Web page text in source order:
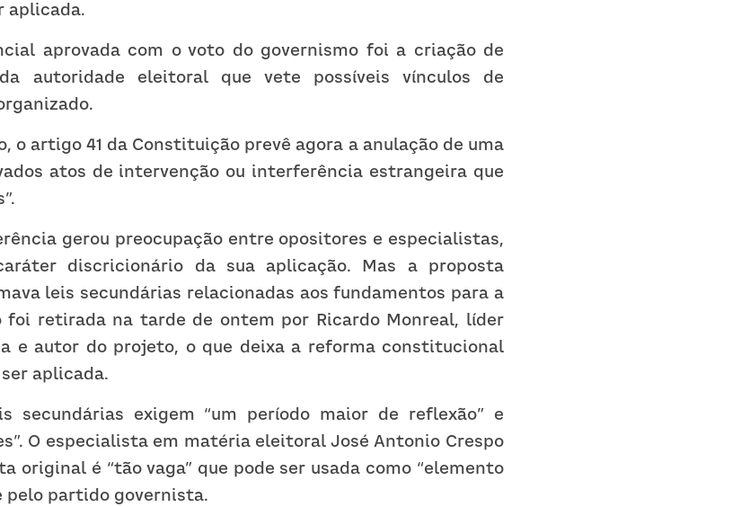
aplicada.
aprovada com o voto do governismo foi a criação de
autoridade eleitoral que vete possíveis vínculos de
o artigo 41 da Constituição prevê agora a anulação de uma
atos de intervenção ou interferência estrangeira que
gerou preocupação entre opositores e especialistas,
discricionário da sua aplicação. Mas a proposta
leis secundárias relacionadas aos fundamentos para a
foi retirada na tarde de ontem por Ricardo Monreal, líder
e autor do projeto, o que deixa a reforma constitucional
aplicada.
secundárias exigem “um período maior de reflexão” e
O especialista em matéria eleitoral José Antonio Crespo
original é “tão vaga” que pode ser usada como “elemento
pelo partido governista.